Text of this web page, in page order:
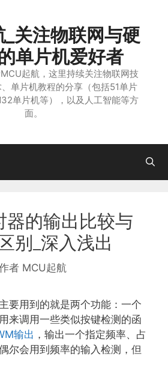
关注物联网与硬
单片机爱好者
起航，这里持续关注物联网技
单片机教程的分享（包括51单片
单片机等），以及人工智能等方
面。
器的输出比较与
别_深入浅出
者 MCU起航
要用到的就是两个功能：一个
来调用一些类似按键检测的函
输出 ，输出一个指定频率、占
尔会用到频率的输入检测，但